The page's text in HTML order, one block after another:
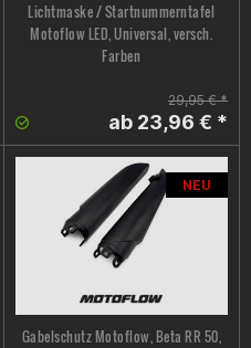
Lichtmaske / Startnummerntafel
Motoflow LED, Universal, versch.
Farben
29,95 € *
ab 23,96 € *
NEU
Gabelschutz Motoflow, Beta RR 50,